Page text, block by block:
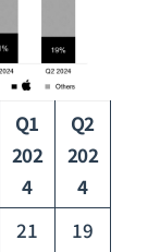
Q1
202
4
Q2
202
4
21
19